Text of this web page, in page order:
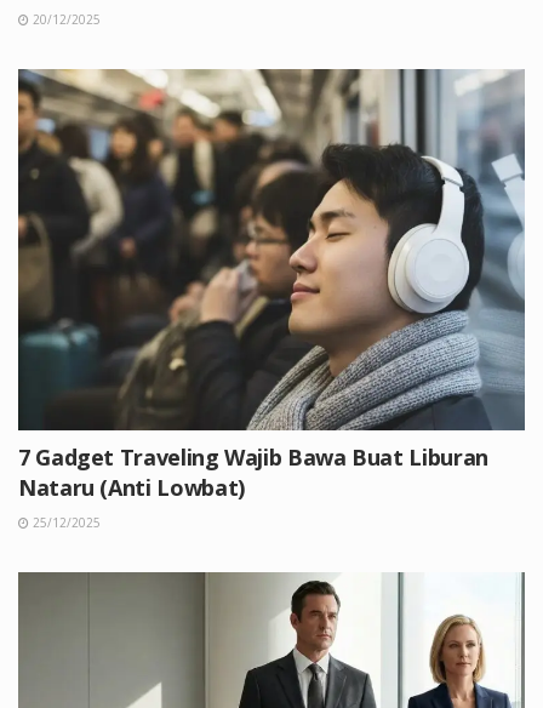
20/12/2025
7 Gadget Traveling Wajib Bawa Buat Liburan
Nataru (Anti Lowbat)
25/12/2025